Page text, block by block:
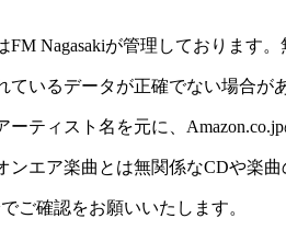
Nagasakiが管理しております
いるデータが正確でない場合が
ティスト名を元に、
エア楽曲とは無関係なCDや楽
ご確認をお願いいたします。